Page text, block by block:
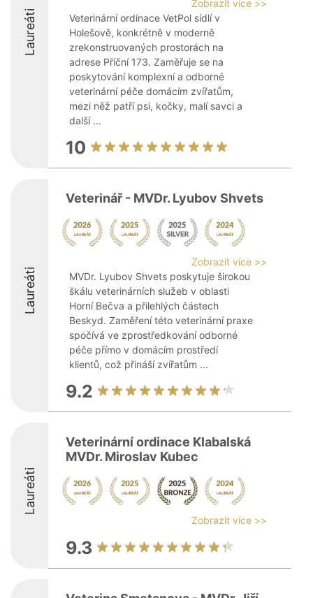
Laureáti
Zobrazit více >>
Veterinární ordinace VetPol sídlí v
Holešově, konkrétně v moderně
zrekonstruovaných prostorách na
adrese Příční 173. Zaměřuje se na
poskytování komplexní a odborné
veterinární péče domácím zvířatům,
mezi něž patří psi, kočky, malí savci a
další ...
10
Laureáti
Veterinář - MVDr. Lyubov Shvets
Zobrazit více >>
MVDr. Lyubov Shvets poskytuje širokou
škálu veterinárních služeb v oblasti
Horní Bečva a přilehlých částech
Beskyd. Zaměření této veterinární praxe
spočívá ve zprostředkování odborné
péče přímo v domácím prostředí
klientů, což přináší zvířatům ...
9.2
Laureáti
Veterinární ordinace Klabalská
MVDr. Miroslav Kubec
Zobrazit více >>
9.3